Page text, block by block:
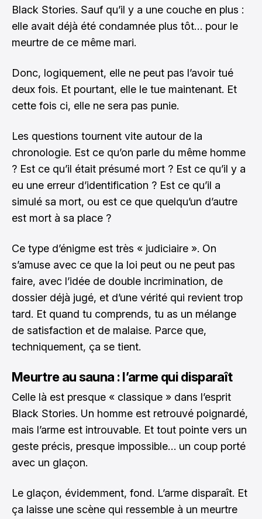
Black Stories. Sauf qu’il y a une couche en plus :
elle avait déjà été condamnée plus tôt… pour le
meurtre de ce même mari.
Donc, logiquement, elle ne peut pas l’avoir tué
deux fois. Et pourtant, elle le tue maintenant. Et
cette fois ci, elle ne sera pas punie.
Les questions tournent vite autour de la
chronologie. Est ce qu’on parle du même homme
? Est ce qu’il était présumé mort ? Est ce qu’il y a
eu une erreur d’identification ? Est ce qu’il a
simulé sa mort, ou est ce que quelqu’un d’autre
est mort à sa place ?
Ce type d’énigme est très « judiciaire ». On
s’amuse avec ce que la loi peut ou ne peut pas
faire, avec l’idée de double incrimination, de
dossier déjà jugé, et d’une vérité qui revient trop
tard. Et quand tu comprends, tu as un mélange
de satisfaction et de malaise. Parce que,
techniquement, ça se tient.
Meurtre au sauna : l’arme qui disparaît
Celle là est presque « classique » dans l’esprit
Black Stories. Un homme est retrouvé poignardé,
mais l’arme est introuvable. Et tout pointe vers un
geste précis, presque impossible… un coup porté
avec un glaçon.
Le glaçon, évidemment, fond. L’arme disparaît. Et
ça laisse une scène qui ressemble à un meurtre